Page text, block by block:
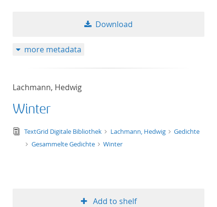
Download
more metadata
Lachmann, Hedwig
Winter
text/tg.edition+tg.aggregation+xml
TextGrid Digitale Bibliothek Lachmann, Hedwig
Gedichte
Gesammelte Gedichte
Winter
Add to shelf